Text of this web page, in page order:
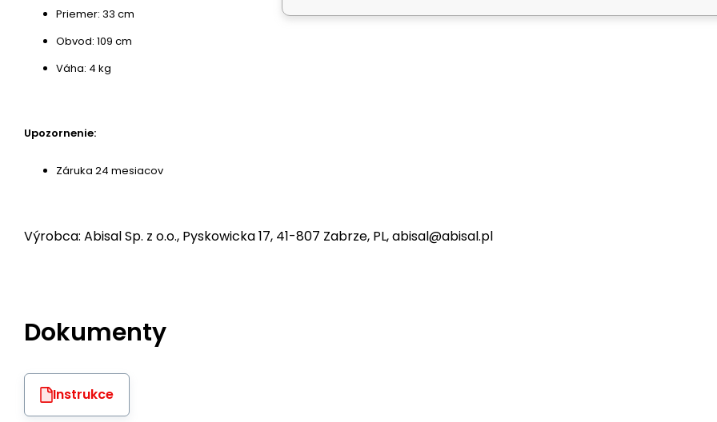
Priemer: 33 cm
Obvod: 109 cm
Váha: 4 kg
Upozornenie:
Záruka 24 mesiacov
Výrobca: Abisal Sp. z o.o., Pyskowicka 17, 41-807 Zabrze, PL, abisal@abisal.pl
Dokumenty
Instrukce